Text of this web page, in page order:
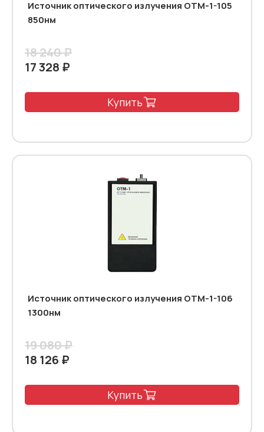
Источник оптического излучения ОТМ-1-105
850нм
18 240 ₽
17 328 ₽
Купить
Источник оптического излучения ОТМ-1-106
1300нм
19 080 ₽
18 126 ₽
Купить